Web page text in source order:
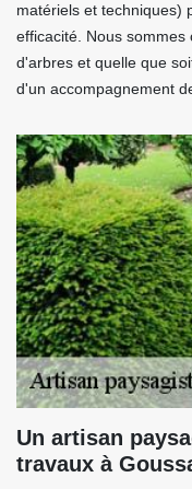
matériels et techniques)
efficacité. Nous
d'arbres et quelle que
d'un accompagnement
Un artisan
travaux à